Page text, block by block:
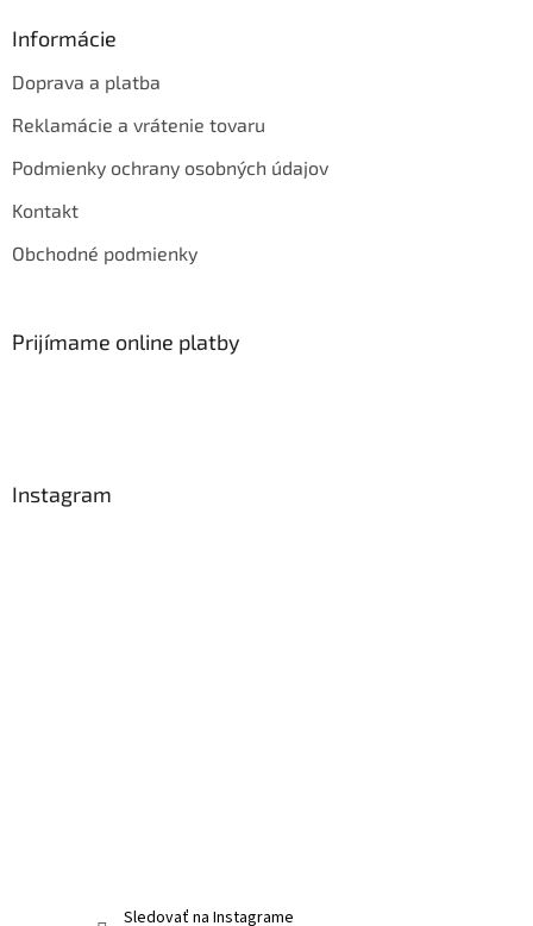
Informácie
Doprava a platba
Reklamácie a vrátenie tovaru
Podmienky ochrany osobných údajov
Kontakt
Obchodné podmienky
Prijímame online platby
Instagram
Sledovať na Instagrame